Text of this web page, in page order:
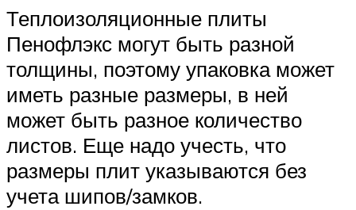
Теплоизоляционные плиты
Пенофлэкс могут быть разной
толщины, поэтому упаковка может
иметь разные размеры, в ней
может быть разное количество
листов. Еще надо учесть, что
размеры плит указываются без
учета шипов/замков.